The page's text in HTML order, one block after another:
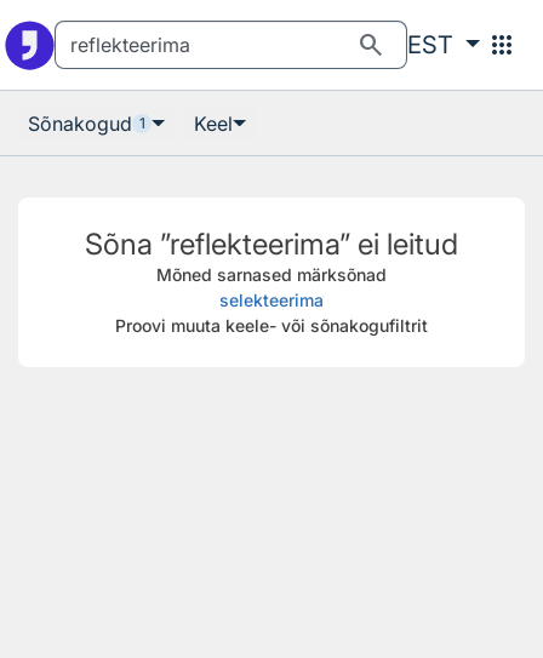
search EST apps
Sõnakogud 1 Keel
Sõna ”reflekteerima” ei leitud
Mõned sarnased märksõnad
selekteerima
Proovi muuta keele- või sõnakogufiltrit